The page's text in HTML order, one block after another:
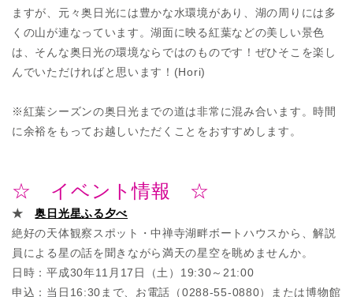
ますが、元々奥日光には豊かな水環境があり、湖の周りには多
くの山が連なっています。湖面に映る紅葉などの美しい景色
は、そんな奥日光の環境ならではのものです！ぜひそこを楽し
んでいただければと思います！(Hori)
※紅葉シーズンの奥日光までの道は非常に混み合います。時間
に余裕をもってお越しいただくことをおすすめします。
☆ イベント情報 ☆
★奥日光星ふる夕べ
絶好の天体観察スポット・中禅寺湖畔ボートハウスから、解説
員による星の話を聞きながら満天の星空を眺めませんか。
日時：平成30年11月17日（土）19:30～21:00
申込：当日16:30まで、お電話（0288-55-0880）または博物館